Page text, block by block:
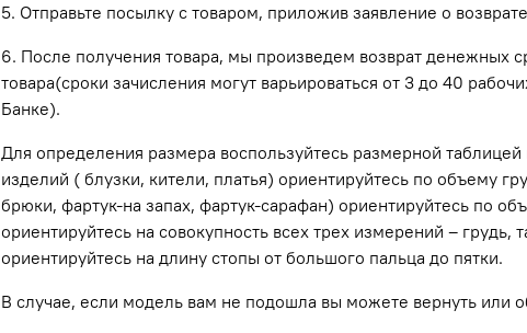
5. Отправьте посылку с товаром, приложив заявление о
6. После получения товара, мы произведем возврат денежных
товара(сроки зачисления могут варьироваться от 3 до 40
Банке).
Для определения размера воспользуйтесь размерной
изделий ( блузки, кители, платья) ориентируйтесь по объему
брюки, фартук-на запах, фартук-сарафан) ориентируйтесь по
ориентируйтесь на совокупность всех трех измерений –
ориентируйтесь на длину стопы от большого пальца до пятки.
В случае, если модель вам не подошла вы можете вернуть или